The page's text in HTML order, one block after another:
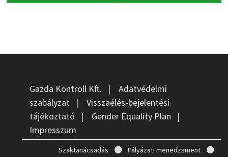
Gazda Kontroll Kft. | Adatvédelmi
szabályzat | Visszaélés-bejelentési
tájékoztató | Gender Equality Plan |
Impresszum
Szaktanácsadás Pályázati menedzsment